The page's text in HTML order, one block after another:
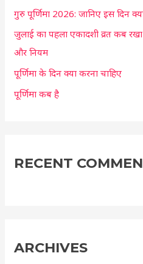
r
:
गुरु पूर्णिमा 2026: जानिए इस दिन
जुलाई का पहला एकादशी व्रत कब
और नियम
पूर्णिमा के दिन क्या करना चाहिए
पूर्णिमा कब है
RECENT
ARCHIVES